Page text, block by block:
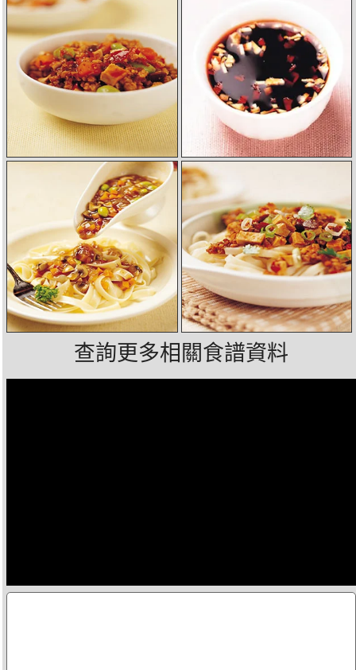
查詢更多相關食譜資料